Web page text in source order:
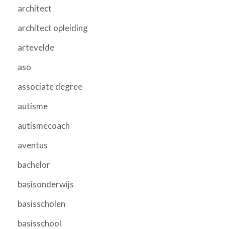
architect
architect opleiding
artevelde
aso
associate degree
autisme
autismecoach
aventus
bachelor
basisonderwijs
basisscholen
basisschool